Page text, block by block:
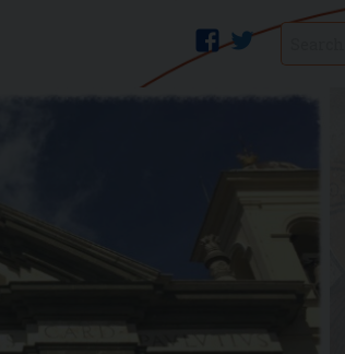
twitter
facebook